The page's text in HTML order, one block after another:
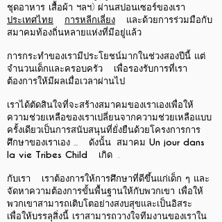
ชุดอาหาร เสื้อผ้า ฯลฯ) ผ่านสปอนเซอร์ของเรา
ประเทศไทย
การหลีกเลี่ยง
และด้วยการร่วมมือกับ
สมาคมท้องถิ่นหลายแห่งที่มีอยู่แล้ว
การกระทำของเรามีประโยชน์มากในช่วงสองปีนี้ แต่
จำนวนเด็กและครอบครัว
เพื่อรองรับการที่เรา
ต้องการให้มีผลเมื่อเวลาผ่านไป
เราได้ตัดสินใจที่จะสร้างสมาคมของเราเองเพื่อให้
ความช่วยเหลือของเราเปลี่ยนจากความช่วยเหลือแบบ
ครั้งเดียวเป็นการสนับสนุนที่ยั่งยืนด้วยโครงการการ
ศึกษาของเราเอง ...
ดังนั้น สมาคม Un jour dans
la vie Tribes Child
เกิด
กับเรา
เราต้องการให้การศึกษาที่ดีขึ้นแก่เด็ก ๆ และ
จัดหาความต้องการขั้นพื้นฐานให้กับพวกเขา เพื่อให้
พวกเขาสามารถเติบโตอย่างสงบสุขและเป็นอิสระ
เพื่อให้บรรลุสิ่งนี้ เราสามารถวางใจทีมงานของเราใน